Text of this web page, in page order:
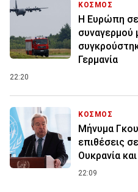
ΚΟΣΜΟΣ
Η Ευρώπη
συναγερμού
Γερμανία
22:20
ΚΟΣΜΟΣ
Μήνυμα
επιθέσεις
Ουκρανία
22:09